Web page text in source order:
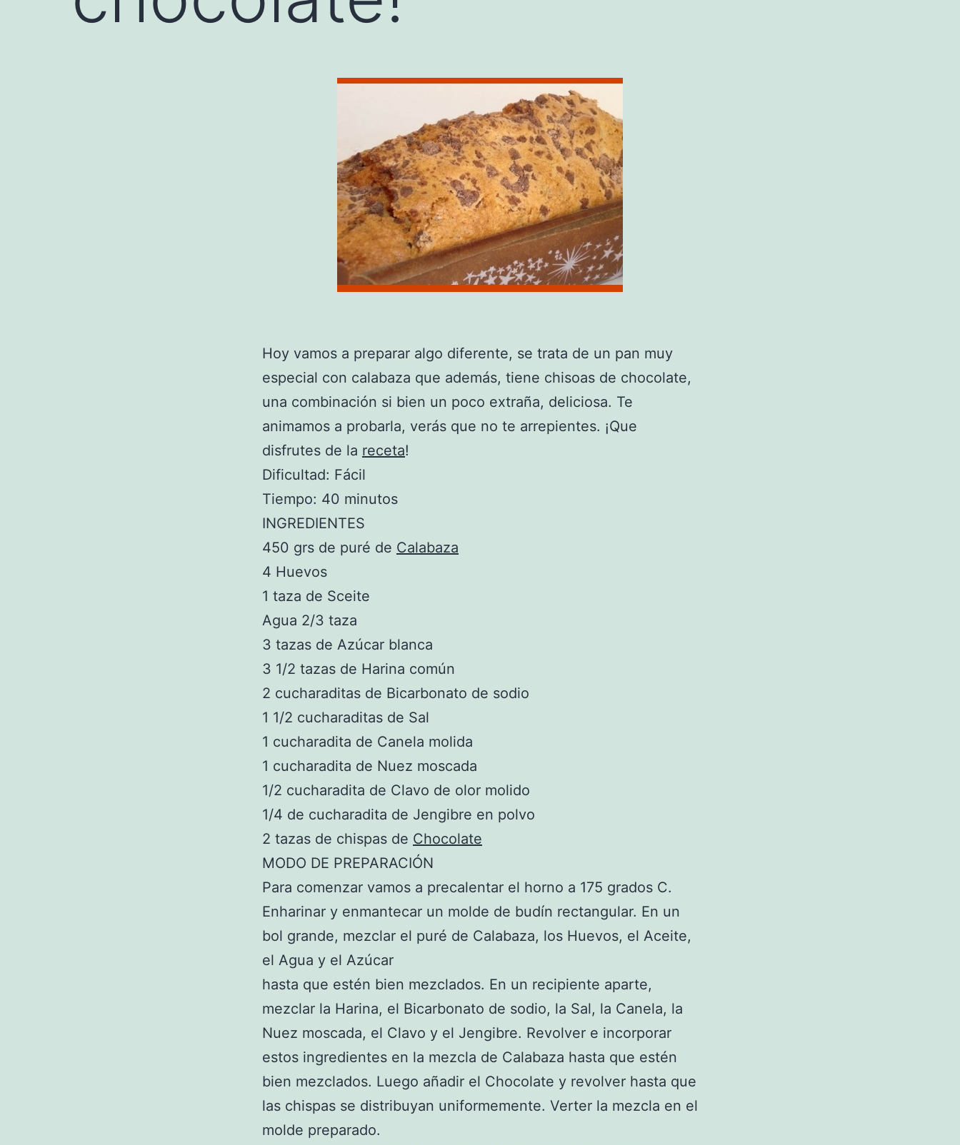
Hoy vamos a preparar algo diferente, se trata de un pan muy
especial con calabaza que además, tiene chisoas de chocolate,
una combinación si bien un poco extraña, deliciosa. Te
animamos a probarla, verás que no te arrepientes. ¡Que
disfrutes de la receta!
Dificultad: Fácil
Tiempo: 40 minutos
INGREDIENTES
450 grs de puré de Calabaza
4 Huevos
1 taza de Sceite
Agua 2/3 taza
3 tazas de Azúcar blanca
3 1/2 tazas de Harina común
2 cucharaditas de Bicarbonato de sodio
1 1/2 cucharaditas de Sal
1 cucharadita de Canela molida
1 cucharadita de Nuez moscada
1/2 cucharadita de Clavo de olor molido
1/4 de cucharadita de Jengibre en polvo
2 tazas de chispas de Chocolate
MODO DE PREPARACIÓN
Para comenzar vamos a precalentar el horno a 175 grados C.
Enharinar y enmantecar un molde de budín rectangular. En un
bol grande, mezclar el puré de Calabaza, los Huevos, el Aceite,
el Agua y el Azúcar
hasta que estén bien mezclados. En un recipiente aparte,
mezclar la Harina, el Bicarbonato de sodio, la Sal, la Canela, la
Nuez moscada, el Clavo y el Jengibre. Revolver e incorporar
estos ingredientes en la mezcla de Calabaza hasta que estén
bien mezclados. Luego añadir el Chocolate y revolver hasta que
las chispas se distribuyan uniformemente. Verter la mezcla en el
molde preparado.